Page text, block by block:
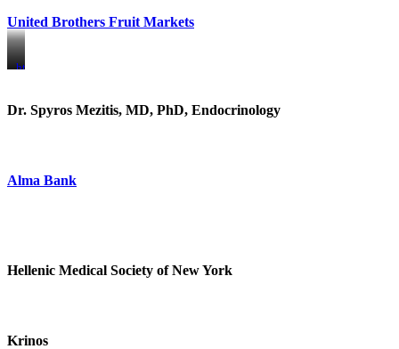
United Brothers Fruit Markets
https://www.unitedbrothersfruitmarkets.com/
https://www.unitedbrothersfruitmarkets.com/
Dr. Spyros Mezitis, MD, PhD, Endocrinology
Alma Bank
Hellenic Medical Society of New York
Krinos